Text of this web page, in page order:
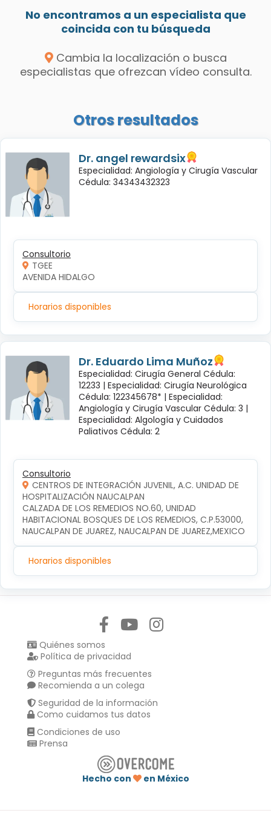
No encontramos a un especialista que
coincida con tu búsqueda
Cambia la localización o busca
especialistas que ofrezcan vídeo consulta.
Otros resultados
Dr. angel rewardsix
Especialidad: Angiología y Cirugía Vascular
Cédula: 34343432323
Consultorio
TGEE
AVENIDA HIDALGO
Horarios disponibles
Dr. Eduardo Lima Muñoz
Especialidad: Cirugía General Cédula:
12233 | Especialidad: Cirugía Neurológica
Cédula: 122345678* | Especialidad:
Angiología y Cirugía Vascular Cédula: 3 |
Especialidad: Algología y Cuidados
Paliativos Cédula: 2
Consultorio
CENTROS DE INTEGRACIÓN JUVENIL, A.C. UNIDAD DE
HOSPITALIZACIÓN NAUCALPAN
CALZADA DE LOS REMEDIOS NO.60, UNIDAD
HABITACIONAL BOSQUES DE LOS REMEDIOS, C.P.53000,
NAUCALPAN DE JUAREZ, NAUCALPAN DE JUAREZ,MEXICO
Horarios disponibles
Quiénes somos
Política de privacidad
Preguntas más frecuentes
Recomienda a un colega
Seguridad de la información
Como cuidamos tus datos
Condiciones de uso
Prensa
Hecho con
en México